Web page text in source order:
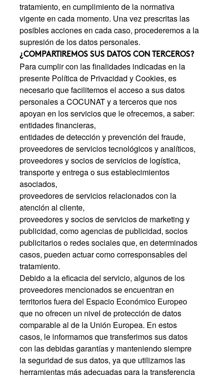
tratamiento, en cumplimiento de la normativa
vigente en cada momento. Una vez prescritas las
posibles acciones en cada caso, procederemos a la
supresión de los datos personales.
¿COMPARTIREMOS SUS DATOS CON TERCEROS?
Para cumplir con las finalidades indicadas en la
presente Política de Privacidad y Cookies, es
necesario que facilitemos el acceso a sus datos
personales a COCUNAT y a terceros que nos
apoyan en los servicios que le ofrecemos, a saber:
entidades financieras,
entidades de detección y prevención del fraude,
proveedores de servicios tecnológicos y analíticos,
proveedores y socios de servicios de logística,
transporte y entrega o sus establecimientos
asociados,
proveedores de servicios relacionados con la
atención al cliente,
proveedores y socios de servicios de marketing y
publicidad, como agencias de publicidad, socios
publicitarios o redes sociales que, en determinados
casos, pueden actuar como corresponsables del
tratamiento.
Debido a la eficacia del servicio, algunos de los
proveedores mencionados se encuentran en
territorios fuera del Espacio Económico Europeo
que no ofrecen un nivel de protección de datos
comparable al de la Unión Europea. En estos
casos, le informamos que transferimos sus datos
con las debidas garantías y manteniendo siempre
la seguridad de sus datos, ya que utilizamos las
herramientas más adecuadas para la transferencia